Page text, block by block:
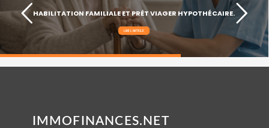
HABILITATION FAMILIALE ET PRÊT VIAGER HYPOTHÉCAIRE.
LIRE L'ARTICLE
IMMOFINANCES.NET